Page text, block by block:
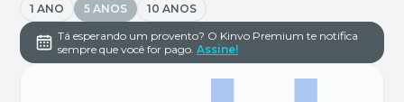
1 ANO
5 ANOS
10 ANOS
Tá esperando um provento? O Kinvo Premium te notifica
sempre que você for pago. Assine!